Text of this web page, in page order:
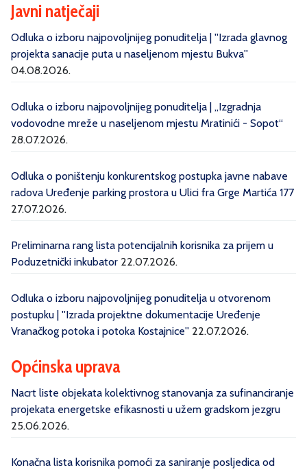
Javni natječaji
Odluka o izboru najpovoljnijeg ponuditelja | ''Izrada glavnog
projekta sanacije puta u naseljenom mjestu Bukva''
04.08.2026.
Odluka o izboru najpovoljnijeg ponuditelja | „Izgradnja
vodovodne mreže u naseljenom mjestu Mratinići - Sopot“
28.07.2026.
Odluka o poništenju konkurentskog postupka javne nabave
radova Uređenje parking prostora u Ulici fra Grge Martića 177
27.07.2026.
Preliminarna rang lista potencijalnih korisnika za prijem u
Poduzetnički inkubator 22.07.2026.
Odluka o izboru najpovoljnijeg ponuditelja u otvorenom
postupku | ''Izrada projektne dokumentacije Uređenje
Vranačkog potoka i potoka Kostajnice'' 22.07.2026.
Općinska uprava
Nacrt liste objekata kolektivnog stanovanja za sufinanciranje
projekata energetske efikasnosti u užem gradskom jezgru
25.06.2026.
Konačna lista korisnika pomoći za saniranje posljedica od